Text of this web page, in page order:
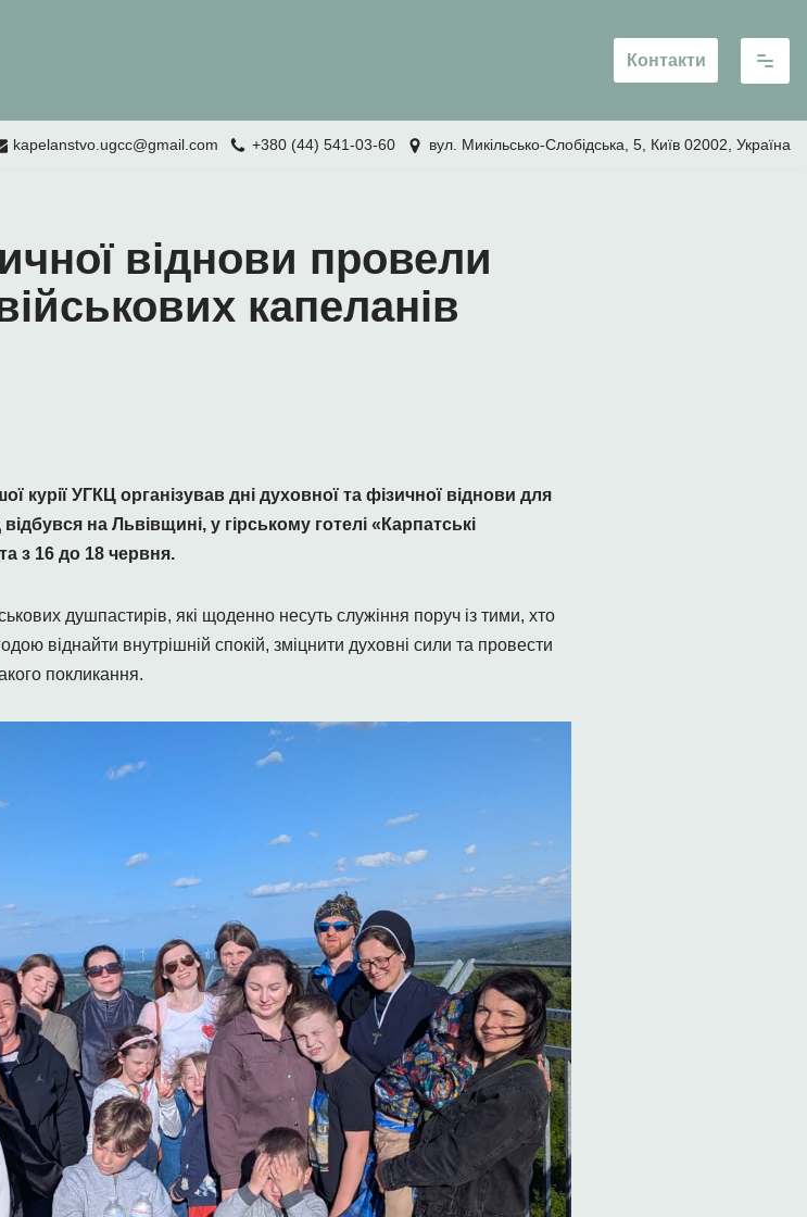
Контакти
kapelanstvo.ugcc@gmail.com +380 (44) 541-03-60 вул. Микільсько-Слобідська, 5, Київ 02002, Україна
віднови провели
капеланів
курії УГКЦ організував дні духовної та фізичної віднови для
на Львівщині, у гірському готелі «Карпатські
з 16 до 18 червня.
душпастирів, які щоденно несуть служіння поруч із тими, хто
віднайти внутрішній спокій, зміцнити духовні сили та провести
покликання.